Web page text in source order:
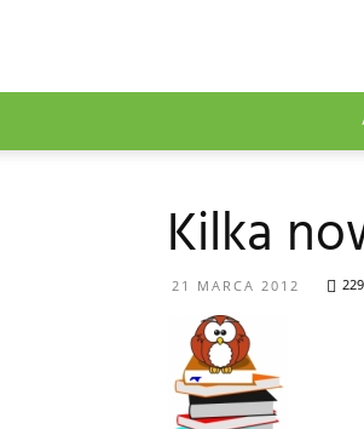
Kilka
21 MARCA 2012